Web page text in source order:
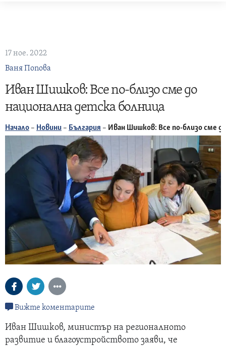
17 ное. 2022
Ваня Попова
Иван Шишков: Все по-близо сме до
национална детска болница
Начало – Новини – България – Иван Шишков: Все по-близо сме
Вижте коментарите
Иван Шишков, министър на регионалното
развитие и благоустройството заяви, че